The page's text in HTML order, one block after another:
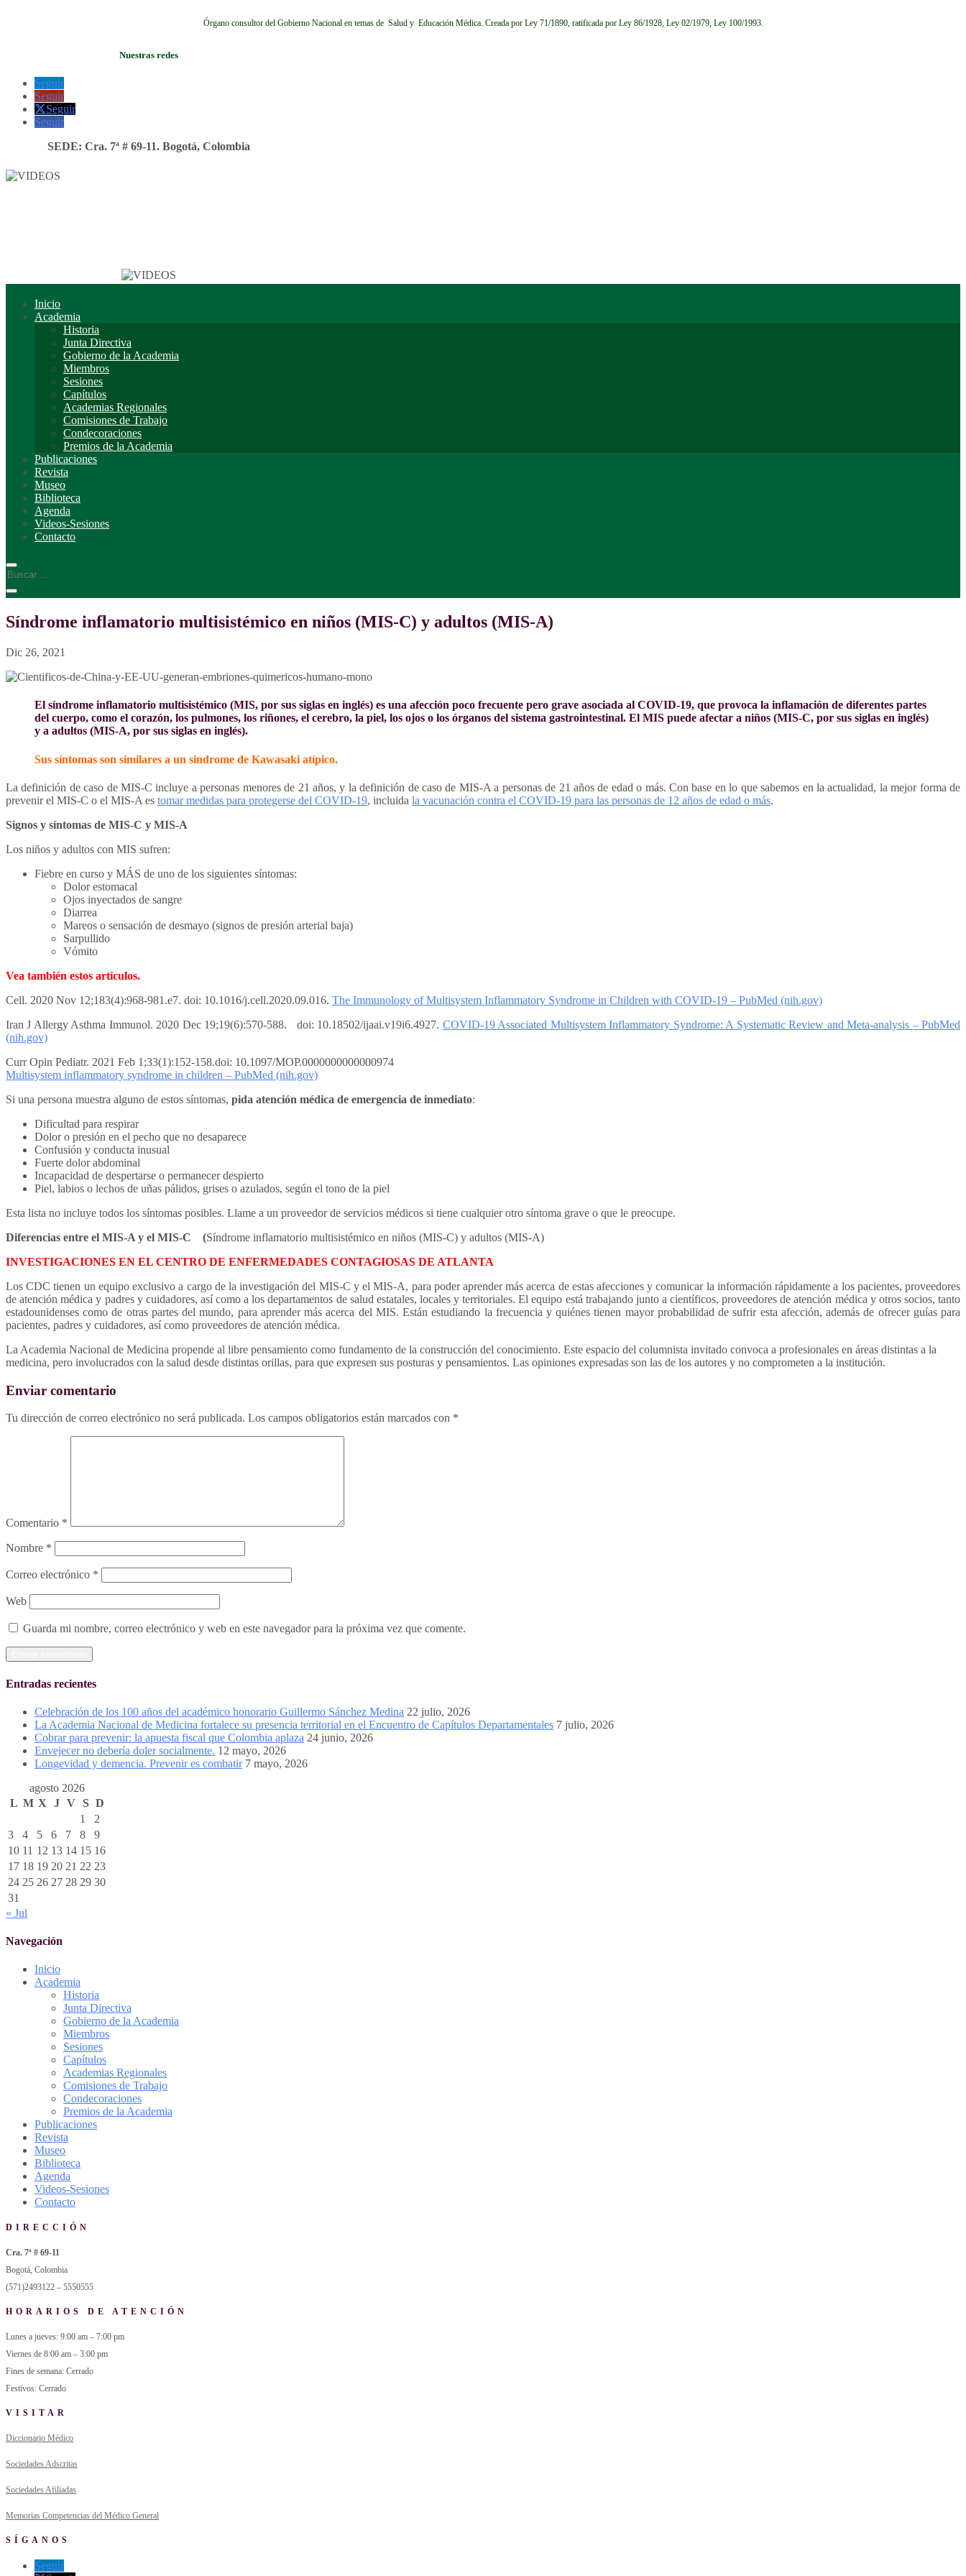
Órgano consultor del Gobierno Nacional en temas de Salud y Educación Médica. Creada por Ley 71/1890, ratificada por Ley 86/1928, Ley 02/1979, Ley 100/1993.
Nuestras redes
Seguir
Seguir
Seguir
Seguir
SEDE: Cra. 7ª # 69-11. Bogotá, Colombia
Inicio
Academia
Historia
Junta Directiva
Gobierno de la Academia
Miembros
Sesiones
Capítulos
Academias Regionales
Comisiones de Trabajo
Condecoraciones
Premios de la Academia
Publicaciones
Revista
Museo
Biblioteca
Agenda
Videos-Sesiones
Contacto
Síndrome inflamatorio multisistémico en niños (MIS-C) y adultos (MIS-A)
Dic 26, 2021
El síndrome inflamatorio multisistémico (MIS, por sus siglas en inglés) es una afección poco frecuente pero grave asociada al COVID-19, que provoca la inflamación de diferentes partes
del cuerpo, como el corazón, los pulmones, los riñones, el cerebro, la piel, los ojos o los órganos del sistema gastrointestinal. El MIS puede afectar a niños (MIS-C, por sus siglas en inglés)
y a adultos (MIS-A, por sus siglas en inglés).
Sus síntomas son similares a un sindrome de Kawasaki atípico.
La definición de caso de MIS-C incluye a personas menores de 21 años, y la definición de caso de MIS-A a personas de 21 años de edad o más. Con base en lo que sabemos en la actualidad, la mejor forma de
prevenir el MIS-C o el MIS-A es tomar medidas para protegerse del COVID-19, incluida la vacunación contra el COVID-19 para las personas de 12 años de edad o más.
Signos y síntomas de MIS-C y MIS-A
Los niños y adultos con MIS sufren:
Fiebre en curso y MÁS de uno de los siguientes síntomas:
Dolor estomacal
Ojos inyectados de sangre
Diarrea
Mareos o sensación de desmayo (signos de presión arterial baja)
Sarpullido
Vómito
Vea también estos artículos.
Cell. 2020 Nov 12;183(4):968-981.e7. doi: 10.1016/j.cell.2020.09.016. The Immunology of Multisystem Inflammatory Syndrome in Children with COVID-19 – PubMed (nih.gov)
Iran J Allergy Asthma Immunol. 2020 Dec 19;19(6):570-588. doi: 10.18502/ijaai.v19i6.4927. COVID-19 Associated Multisystem Inflammatory Syndrome: A Systematic Review and Meta-analysis – PubMed
(nih.gov)
Curr Opin Pediatr. 2021 Feb 1;33(1):152-158.doi: 10.1097/MOP.0000000000000974
Multisystem inflammatory syndrome in children – PubMed (nih.gov)
Si una persona muestra alguno de estos síntomas, pida atención médica de emergencia de inmediato:
Dificultad para respirar
Dolor o presión en el pecho que no desaparece
Confusión y conducta inusual
Fuerte dolor abdominal
Incapacidad de despertarse o permanecer despierto
Piel, labios o lechos de uñas pálidos, grises o azulados, según el tono de la piel
Esta lista no incluye todos los síntomas posibles. Llame a un proveedor de servicios médicos si tiene cualquier otro síntoma grave o que le preocupe.
Diferencias entre el MIS-A y el MIS-C (Síndrome inflamatorio multisistémico en niños (MIS-C) y adultos (MIS-A)
INVESTIGACIONES EN EL CENTRO DE ENFERMEDADES CONTAGIOSAS DE ATLANTA
Los CDC tienen un equipo exclusivo a cargo de la investigación del MIS-C y el MIS-A, para poder aprender más acerca de estas afecciones y comunicar la información rápidamente a los pacientes, proveedores
de atención médica y padres y cuidadores, así como a los departamentos de salud estatales, locales y territoriales. El equipo está trabajando junto a científicos, proveedores de atención médica y otros socios, tanto
estadounidenses como de otras partes del mundo, para aprender más acerca del MIS. Están estudiando la frecuencia y quiénes tienen mayor probabilidad de sufrir esta afección, además de ofrecer guías para
pacientes, padres y cuidadores, así como proveedores de atención médica.
La Academia Nacional de Medicina propende al libre pensamiento como fundamento de la construcción del conocimiento. Este espacio del columnista invitado convoca a profesionales en áreas distintas a la
medicina, pero involucrados con la salud desde distintas orillas, para que expresen sus posturas y pensamientos. Las opiniones expresadas son las de los autores y no comprometen a la institución.
Enviar comentario
Tu dirección de correo electrónico no será publicada. Los campos obligatorios están marcados con *
Comentario *
Nombre *
Correo electrónico *
Web
Guarda mi nombre, correo electrónico y web en este navegador para la próxima vez que comente.
Entradas recientes
Celebración de los 100 años del académico honorario Guillermo Sánchez Medina 22 julio, 2026
La Academia Nacional de Medicina fortalece su presencia territorial en el Encuentro de Capítulos Departamentales 7 julio, 2026
Cobrar para prevenir: la apuesta fiscal que Colombia aplaza 24 junio, 2026
Envejecer no debería doler socialmente. 12 mayo, 2026
Longevidad y demencia. Prevenir es combatir 7 mayo, 2026
agosto 2026
L M X J V S D
1
2
3
4 5 6 7 8
9
10 11 12 13 14 15 16
17 18 19 20 21 22 23
24 25 26 27 28 29 30
31
« Jul
Navegación
Inicio
Academia
Historia
Junta Directiva
Gobierno de la Academia
Miembros
Sesiones
Capítulos
Academias Regionales
Comisiones de Trabajo
Condecoraciones
Premios de la Academia
Publicaciones
Revista
Museo
Biblioteca
Agenda
Videos-Sesiones
Contacto
DIRECCIÓN
Cra. 7ª # 69-11
Bogotá, Colombia
(571)2493122 – 5550555
HORARIOS DE ATENCIÓN
Lunes a jueves: 9:00 am – 7:00 pm
Viernes de 8:00 am – 3:00 pm
Fines de semana: Cerrado
Festivos: Cerrado
VISITAR
Diccionario Médico
Sociedades Adscritas
Sociedades Afiliadas
Memorias Competencias del Médico General
SÍGANOS
Seguir